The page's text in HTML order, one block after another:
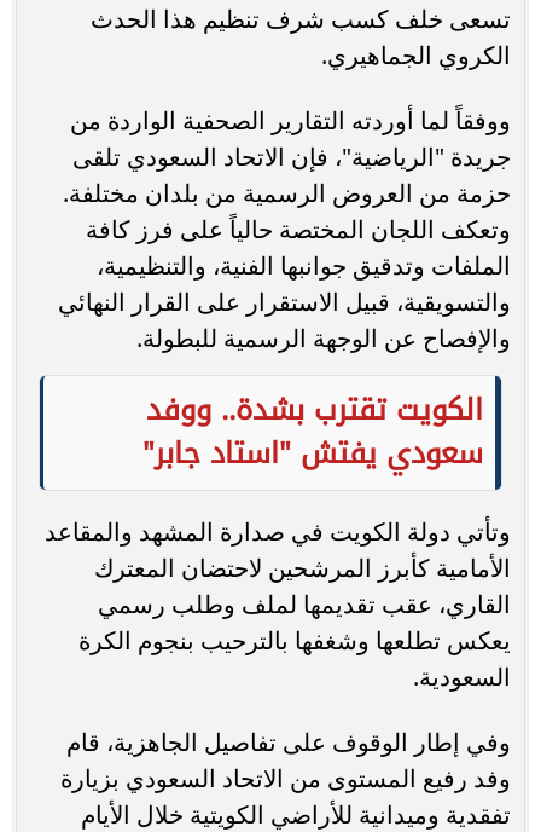
تسعى خلف كسب شرف تنظيم هذا الحدث
الكروي الجماهيري.
ووفقاً لما أوردته التقارير الصحفية الواردة من
جريدة "الرياضية"، فإن الاتحاد السعودي تلقى
حزمة من العروض الرسمية من بلدان مختلفة.
وتعكف اللجان المختصة حالياً على فرز كافة
الملفات وتدقيق جوانبها الفنية، والتنظيمية،
والتسويقية، قبيل الاستقرار على القرار النهائي
والإفصاح عن الوجهة الرسمية للبطولة.
الكويت تقترب بشدة.. ووفد
سعودي يفتش "استاد جابر"
وتأتي دولة الكويت في صدارة المشهد والمقاعد
الأمامية كأبرز المرشحين لاحتضان المعترك
القاري، عقب تقديمها لملف وطلب رسمي
يعكس تطلعها وشغفها بالترحيب بنجوم الكرة
السعودية.
وفي إطار الوقوف على تفاصيل الجاهزية، قام
وفد رفيع المستوى من الاتحاد السعودي بزيارة
تفقدية وميدانية للأراضي الكويتية خلال الأيام